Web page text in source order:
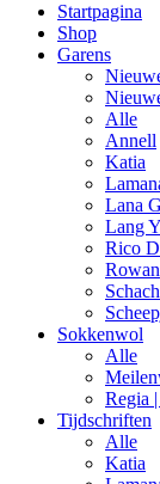
Startpagina
Shop
Garens
Alle
Annell
Katia
Lana
Lang
Rico
Rowan
Sokkenwol
Alle
Regia
Tijdschriften
Alle
Katia